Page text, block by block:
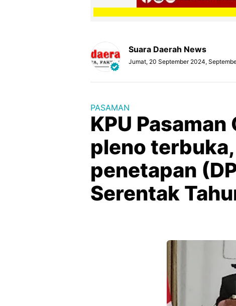
Suara Daerah News
Jumat, 20 September 2024,
PASAMAN
KPU Pasaman
pleno
penetapan
Serentak